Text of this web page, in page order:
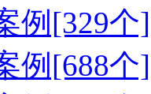
例[329个]
例[688个]